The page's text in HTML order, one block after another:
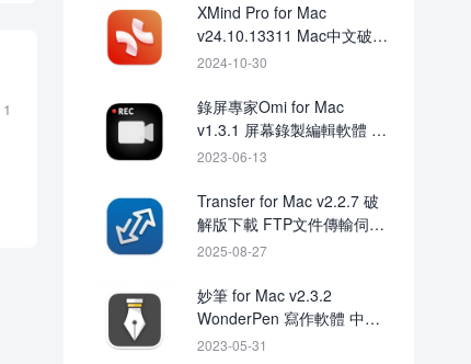
1
XMind Pro for Mac
v24.10.13311 Mac中文破解
版下載
2024-10-30
錄屏專家Omi for Mac
v1.3.1 屏幕錄製編輯軟體 中
文破解版下載
2023-06-13
Transfer for Mac v2.2.7 破
解版下載 FTP文件傳輸伺服
器
2025-08-27
妙筆 for Mac v2.3.2
WonderPen 寫作軟體 中文
破解版下載
2023-05-31